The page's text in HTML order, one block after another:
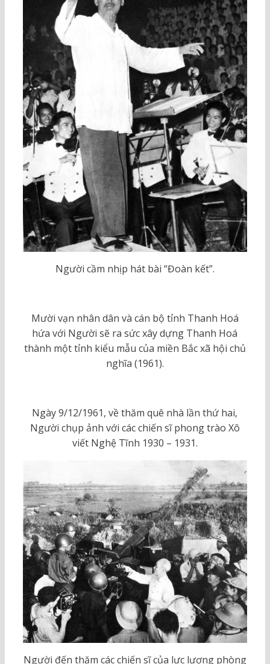
Người cầm nhịp hát bài “Đoàn kết”.
Mười vạn nhân dân và cán bộ tỉnh Thanh Hoá
hứa với Người sẽ ra sức xây dựng Thanh Hoá
thành một tỉnh kiểu mẫu của miền Bắc xã hội chủ
nghĩa (1961).
Ngày 9/12/1961, về thăm quê nhà lần thứ hai,
Người chụp ảnh với các chiến sĩ phong trào Xô
viết Nghệ Tĩnh 1930 – 1931.
Người đến thăm các chiến sĩ của lực lượng phòng